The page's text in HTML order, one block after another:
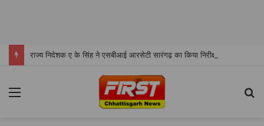
राज्य निदेशक ए के सिंह ने एसबीआई आरसेटी सारंगढ़ का किया निरीक्षण
Menu